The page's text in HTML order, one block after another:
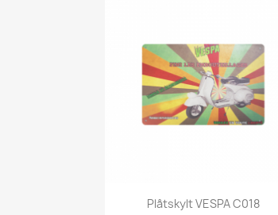
Snabbvy
Plåtskylt VESPA C018